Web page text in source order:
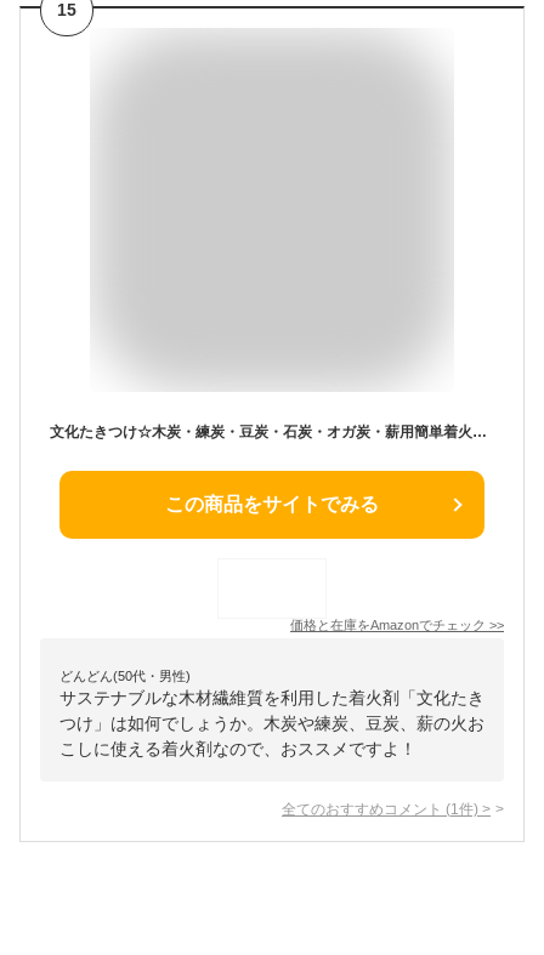
15
文化たきつけ☆木炭・練炭・豆炭・石炭・オガ炭・薪用簡単着火剤・屋外用（火おこしグッズ）
この商品をサイトでみる
価格と在庫をAmazonでチェック >>
どんどん(50代・男性)
サステナブルな木材繊維質を利用した着火剤「文化たき
つけ」は如何でしょうか。木炭や練炭、豆炭、薪の火お
こしに使える着火剤なので、おススメですよ！
全てのおすすめコメント (1 件) >